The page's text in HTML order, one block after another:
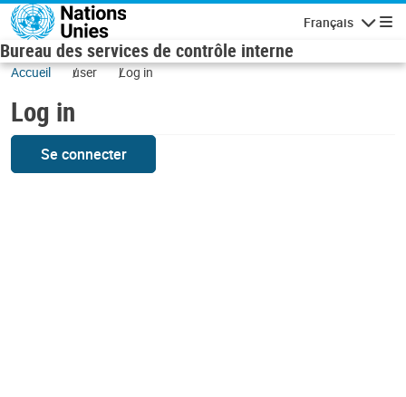
Skip to main content
Français
Bureau des services de contrôle interne
Accueil user Log in
Log in
Se connecter